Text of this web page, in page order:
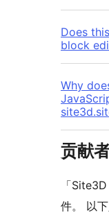
Does
block
Why
贡献
「
件。 以